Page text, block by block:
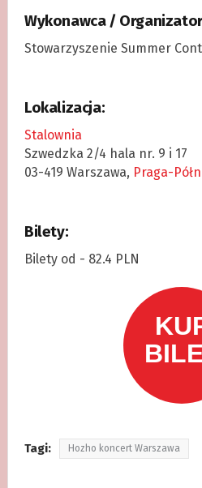
Wykonawca /
Stowarzyszenie Summer
Lokalizacja:
Stalownia
Szwedzka 2/4 hala nr. 9 i 17
03-419 Warszawa, Praga-
Bilety:
Bilety od - 82.4 PLN
Tagi: Hozho koncert Warszawa